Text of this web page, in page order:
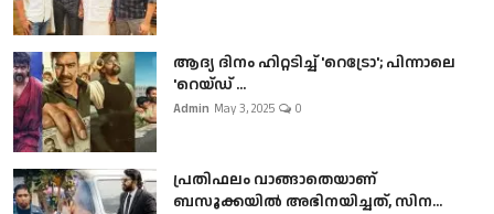
ആദ്യ ദിനം ഹിറ്റടിച്ച് 'റെട്രോ'; പിന്നാലെ
'റെയ്ഡ് ...
Admin May 3, 2025 0
പ്രതിഫലം വാങ്ങാതെയാണ്
ബസൂക്കയില്‍ അഭിനയിച്ചത്, സിന...